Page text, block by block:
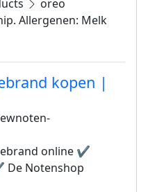
oreo
Allergenen: Melk
kopen |
online ✔
De Notenshop